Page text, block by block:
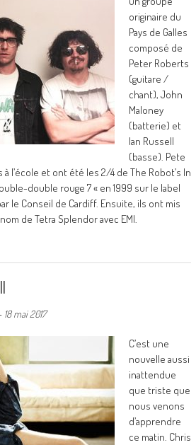
originaire du
Pays de Galles
composé de
Peter Roberts
(guitare /
chant), John
Maloney
(batterie) et
Ian Russell
(basse). Pete
l’école et ont été les 2/4 de The Robot’s In
double rouge 7 « en 1999 sur le label
le Conseil de Cardiff. Ensuite, ils ont mis
de Tetra Splendor avec EMI.
18 mai 2017
C’est une
nouvelle aussi
inattendue
que triste que
nous venons
d’apprendre
ce matin. Chris